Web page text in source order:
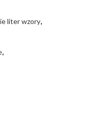
liter wzory,
,